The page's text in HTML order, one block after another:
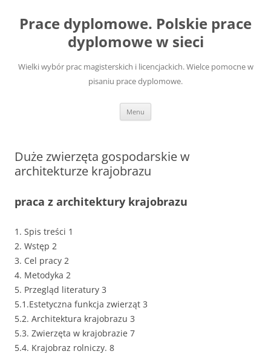
treści
Prace dyplomowe. Polskie prace
dyplomowe w sieci
Wielki wybór prac magisterskich i licencjackich. Wielce pomocne w
pisaniu prace dyplomowe.
Menu
Duże zwierzęta gospodarskie w
architekturze krajobrazu
praca z architektury krajobrazu
1. Spis treści 1
2. Wstęp 2
3. Cel pracy 2
4. Metodyka 2
5. Przegląd literatury 3
5.1.Estetyczna funkcja zwierząt 3
5.2. Architektura krajobrazu 3
5.3. Zwierzęta w krajobrazie 7
5.4. Krajobraz rolniczy. 8